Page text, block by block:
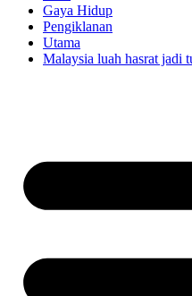
Gaya Hidup
Pengiklanan
Utama
Malaysia luah hasrat jadi